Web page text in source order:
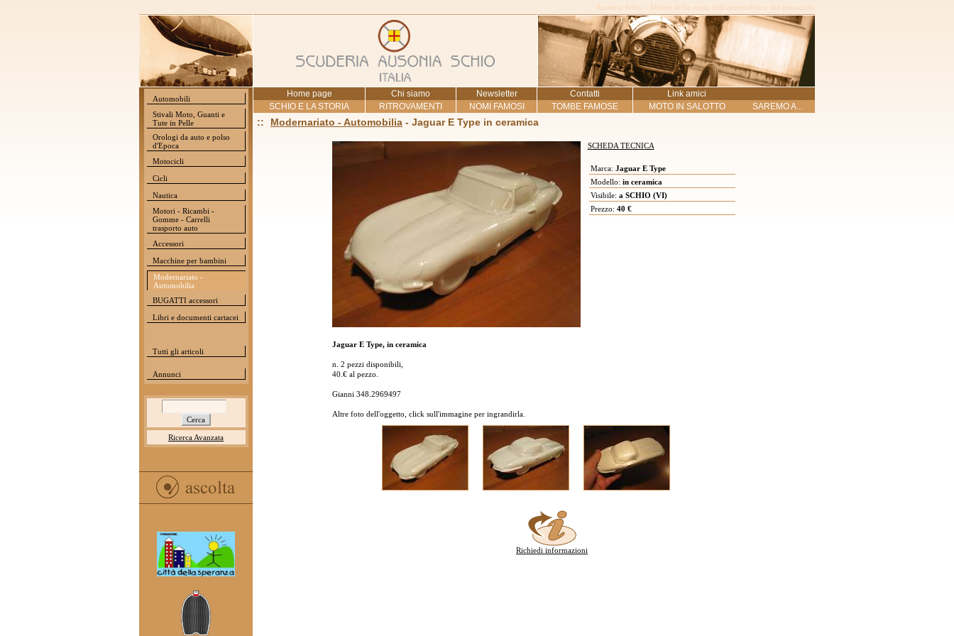
Ausonia Schio - Museo della storia dell'automobile e del motociclo
Automobili
Stivali Moto, Guanti e
Tute in Pelle
Orologi da auto e polso
d'Epoca
Motocicli
Cicli
Nautica
Motori - Ricambi -
Gomme - Carrelli
trasporto auto
Accessori
Macchine per bambini
Modernariato -
Automobilia
BUGATTI accessori
Libri e documenti cartacei
Tutti gli articoli
Annunci
Ricerca Avanzata
Home page Chi siamo Newsletter Contatti
Link amici
SCHIO E LA STORIA
RITROVAMENTI NOMI FAMOSI TOMBE FAMOSE MOTO IN SALOTTO SAREMO A...
:: Modernariato - Automobilia - Jaguar E Type in ceramica
SCHEDA TECNICA
Marca: Jaguar E Type
Modello: in ceramica
Visibile: a SCHIO (VI)
Prezzo: 40 €
Jaguar E Type, in ceramica
n. 2 pezzi disponibili,
40.€ al pezzo.
Gianni 348.2969497
Altre foto dell'oggetto, click sull'immagine per ingrandirla.
Richiedi informazioni